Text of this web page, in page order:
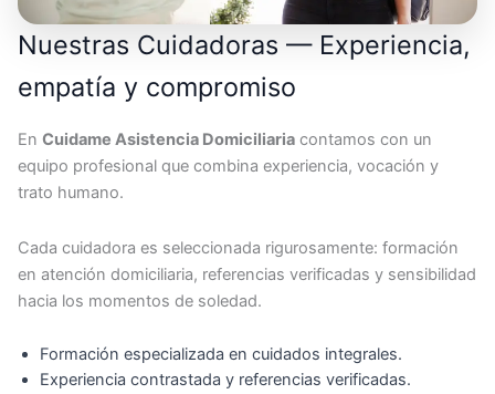
Nuestras Cuidadoras — Experiencia,
empatía y compromiso
En Cuidame Asistencia Domiciliaria contamos con un
equipo profesional que combina experiencia, vocación y
trato humano.
Cada cuidadora es seleccionada rigurosamente: formación
en atención domiciliaria, referencias verificadas y sensibilidad
hacia los momentos de soledad.
Formación especializada en cuidados integrales.
Experiencia contrastada y referencias verificadas.